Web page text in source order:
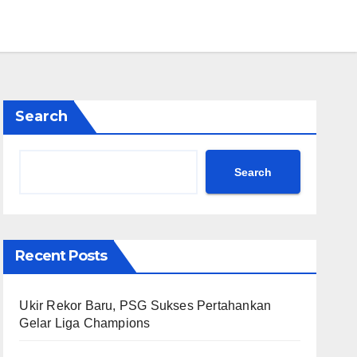
Search
Search
Recent Posts
Ukir Rekor Baru, PSG Sukses Pertahankan
Gelar Liga Champions